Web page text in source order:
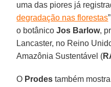
uma das piores já
degradação nas florestas
o botânicoJos Barlow,
Lancaster, no Reino
Amazônia Sustentável (
O Prodes também